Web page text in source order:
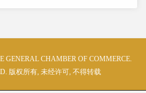
GENERAL CHAMBER OF COMMERCE.
版权所有, 未经许可, 不得转载